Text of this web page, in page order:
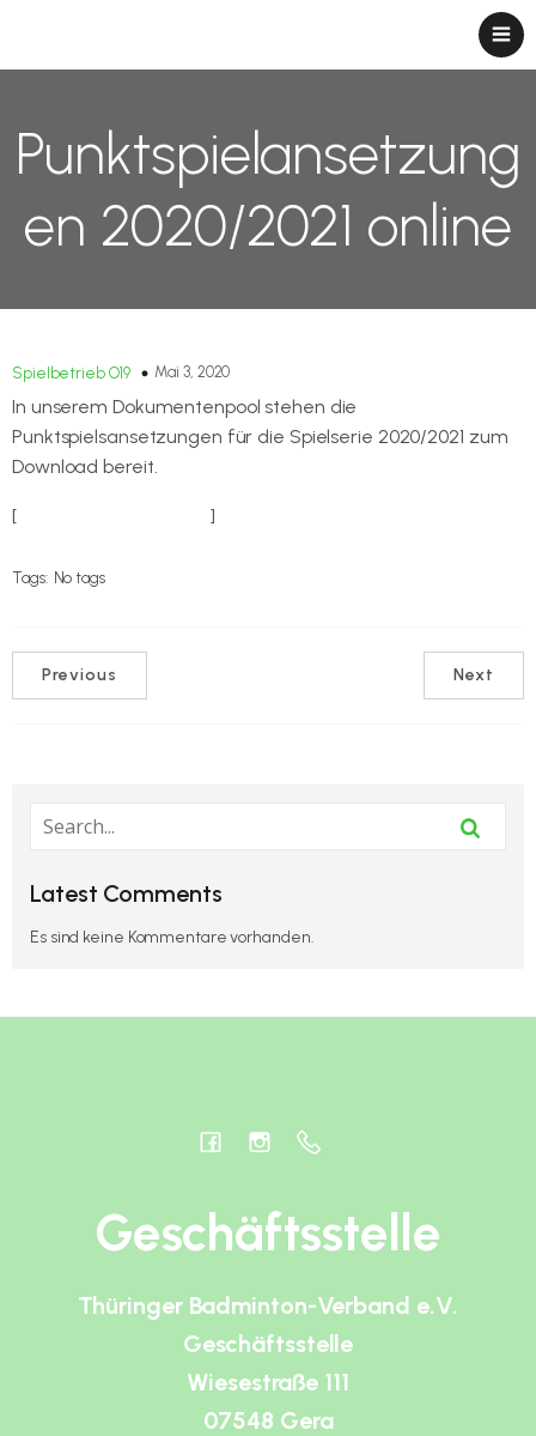
Punktspielansetzung
en 2020/2021 online
Spielbetrieb O19 Mai 3, 2020
In unserem Dokumentenpool stehen die
Punktspielsansetzungen für die Spielserie 2020/2021 zum
Download bereit.
[Zum Dokumentenpool]
Tags: No tags
Previous Next
Latest Comments
Es sind keine Kommentare vorhanden.
Geschäftsstelle
Thüringer Badminton-Verband e.V.
Geschäftsstelle
Wiesestraße 111
07548 Gera